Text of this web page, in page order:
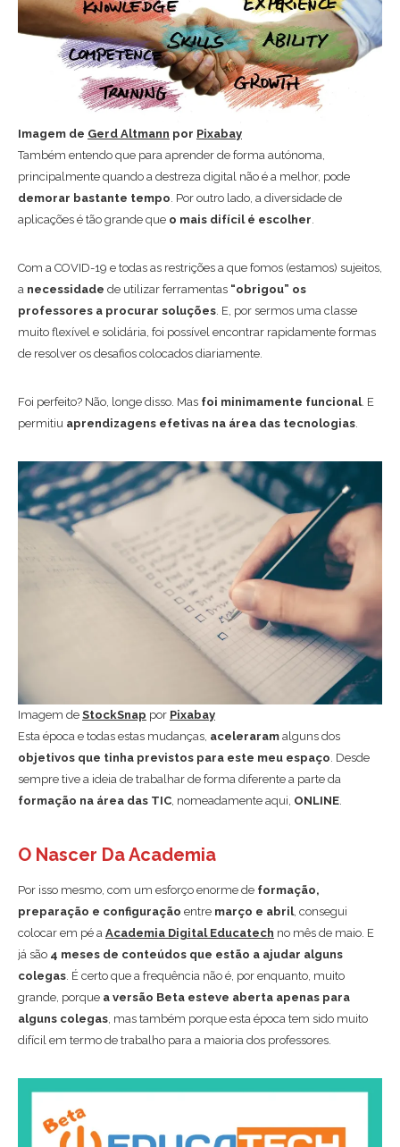
Imagem de Gerd Altmann por Pixabay
Também entendo que para aprender de forma autónoma,
principalmente quando a destreza digital não é a melhor, pode
demorar bastante tempo. Por outro lado, a diversidade de
aplicações é tão grande que o mais difícil é escolher.
Com a COVID-19 e todas as restrições a que fomos (estamos) sujeitos,
a necessidade de utilizar ferramentas “obrigou” os
professores a procurar soluções. E, por sermos uma classe
muito flexível e solidária, foi possível encontrar rapidamente formas
de resolver os desafios colocados diariamente.
Foi perfeito? Não, longe disso. Mas foi minimamente funcional. E
permitiu aprendizagens efetivas na área das tecnologias.
Imagem de StockSnap por Pixabay
Esta época e todas estas mudanças, aceleraram alguns dos
objetivos que tinha previstos para este meu espaço . Desde
sempre tive a ideia de trabalhar de forma diferente a parte da
formação na área das TIC , nomeadamente aqui, ONLINE
O Nascer Da Academia
Por isso mesmo, com um esforço enorme de formação,
preparação e configuração entre março e abril, consegui
colocar em pé a Academia Digital Educatech no mês de maio. E
já são 4 meses de conteúdos que estão a ajudar alguns
colegas . É certo que a frequência não é, por enquanto, muito
grande, porque a versão Beta esteve aberta apenas para
alguns colegas , mas também porque esta época tem sido muito
difícil em termo de trabalho para a maioria dos professores.